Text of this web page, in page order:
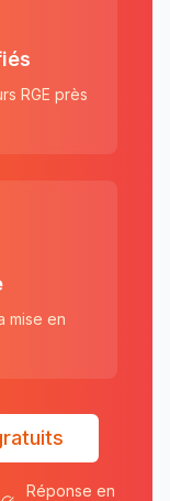
RGE près
mise en
Réponse en